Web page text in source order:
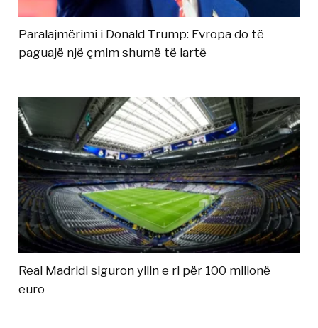
Paralajmërimi i Donald Trump: Evropa do të
paguajë një çmim shumë të lartë
Real Madridi siguron yllin e ri për 100 milionë
euro